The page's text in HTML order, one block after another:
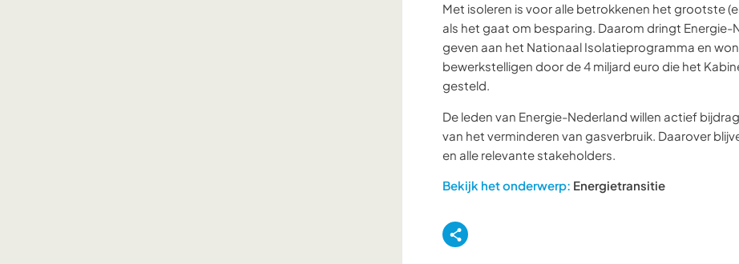
Met isoleren is voor alle betrokkenen het grootste
als het gaat om besparing. Daarom dringt
geven aan het Nationaal Isolatieprogramma en
bewerkstelligen door de 4 miljard euro die het
gesteld.
De leden van Energie-Nederland willen actief
van het verminderen van gasverbruik. Daarover
en alle relevante stakeholders.
Bekijk het onderwerp: Energietransitie